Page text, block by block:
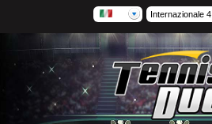
Internazionale 4